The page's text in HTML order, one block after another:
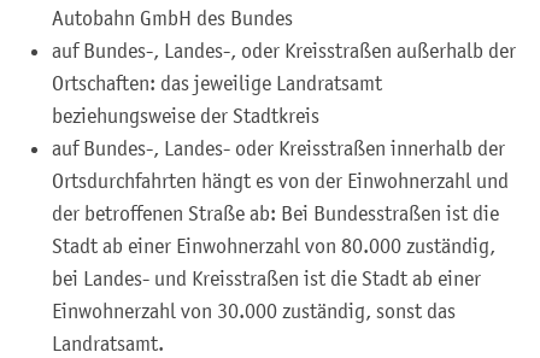
Autobahn GmbH des Bundes
auf Bundes-, Landes-, oder Kreisstraßen außerhalb der
Ortschaften: das jeweilige Landratsamt
beziehungsweise der Stadtkreis
auf Bundes-, Landes- oder Kreisstraßen innerhalb der
Ortsdurchfahrten hängt es von der Einwohnerzahl und
der betroffenen Straße ab: Bei Bundesstraßen ist die
Stadt ab einer Einwohnerzahl von 80.000 zuständig,
bei Landes- und Kreisstraßen ist die Stadt ab einer
Einwohnerzahl von 30.000 zuständig, sonst das
Landratsamt.